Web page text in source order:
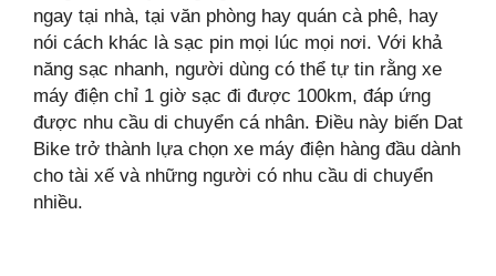
ngay tại nhà, tại văn phòng hay quán cà phê, hay
nói cách khác là sạc pin mọi lúc mọi nơi. Với khả
năng sạc nhanh, người dùng có thể tự tin rằng xe
máy điện chỉ 1 giờ sạc đi được 100km, đáp ứng
được nhu cầu di chuyển cá nhân. Điều này biến Dat
Bike trở thành lựa chọn xe máy điện hàng đầu dành
cho tài xế và những người có nhu cầu di chuyển
nhiều.